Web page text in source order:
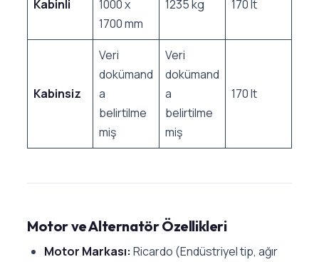
Kabinli
1000 x
1700 mm
1235 kg 170 lt
Kabinsiz
Veri
dokümand
a
belirtilme
miş
Veri
dokümand
a
belirtilme
miş
170 lt
Motor ve Alternatör Özellikleri
Motor Markası: Ricardo (Endüstriyel tip, ağır